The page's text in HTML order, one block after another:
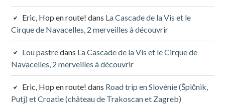
Eric, Hop en route! dans La Cascade de la Vis et le
Cirque de Navacelles, 2 merveilles à découvrir
Lou pastredans La Cascade de la Vis et le Cirque de
Navacelles, 2 merveilles à découvrir
Eric, Hop en route! dans Road trip en Slovénie (Špičnik,
Putj) et Croatie (château de Trakoscan et Zagreb)